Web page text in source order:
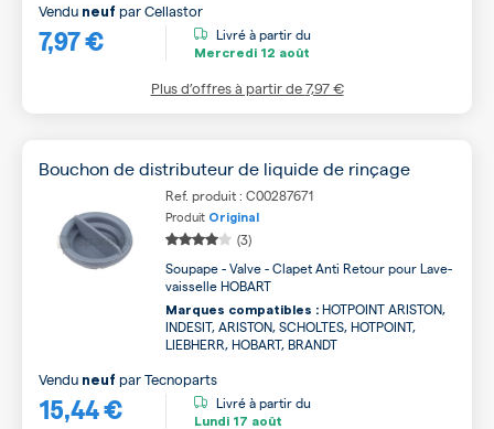
7,97 €
Vendu neuf parCellastor
Livré à partir du
Mercredi 12 août
Plus d’offres à partir de7,97 €
Bouchon de distributeur de liquide de rinçage
Ref. produit : C00287671
Produit Original
(3)
Soupape - Valve - Clapet Anti Retour pour Lave-
vaisselle HOBART
Marques compatibles : HOTPOINT ARISTON,
INDESIT, ARISTON, SCHOLTES, HOTPOINT,
LIEBHERR, HOBART, BRANDT
15,44 €
Vendu neuf parTecnoparts
Livré à partir du
Lundi 17 août